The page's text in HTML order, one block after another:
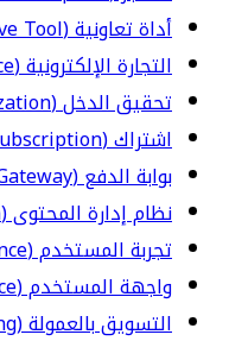
أداة تعاونية (Collaborative Tool)
التجارة الإلكترونية (E-commerce)
تحقيق الدخل (Monetization)
اشتراك (Subscription)
بوابة الدفع (Payment Gateway)
نظام إدارة المحتوى (Content Management System)
تجربة المستخدم (User Experience)
واجهة المستخدم (User Interface)
التسويق بالعمولة (Affiliate Marketing)